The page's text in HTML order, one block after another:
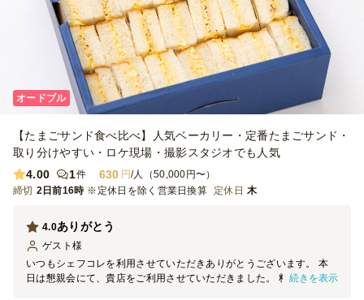
オードブル
【たまごサンド食べ比べ】人気ベーカリー・定番たまごサンド・
取り分けやすい・ロケ現場・撮影スタジオでも人気
4.00
1件 630 円/人（50,000円〜）
締切 2日前16時 ※定休日を除く営業日換算 定休日 木
ありがとう
4.0
ゲスト 様
いつもシェフコレを利用させていただきありがとうございます。 本
日は懇親会にて、貴店をご利用させていただきました。 料理の見た
続きを表示